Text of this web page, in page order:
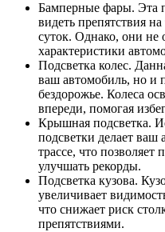
Бамперные фары. Эта
видеть препятствия
суток. Однако, они не
характеристики
Подсветка колес.
ваш автомобиль, но и
бездорожье. Колеса
впереди, помогая
Крышная подсветка.
подсветки делает ваш
трассе, что
улучшать рекорды.
Подсветка кузова.
увеличивает
что снижает риск
препятствиями.